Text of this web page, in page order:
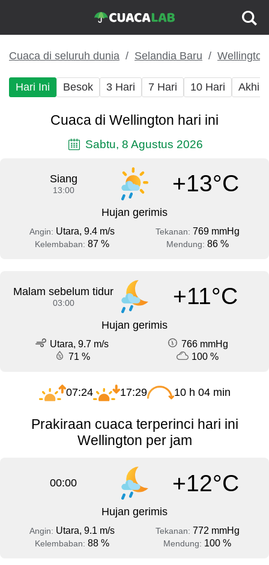
Cuaca di seluruh dunia Selandia Baru Wellington
Hari Ini Besok 3 Hari 7 Hari 10 Hari Akhir
Cuaca di Wellington hari ini
Sabtu, 8 Agustus 2026
Siang
13:00 +13°C
Hujan gerimis
Angin: Utara, 9.4 m/s Tekanan: 769 mmHg
Kelembaban: 87 % Mendung: 86 %
Malam sebelum tidur
03:00 +11°C
Hujan gerimis
Utara, 9.7 m/s
766 mmHg
71 %
100 %
07:24 17:29 10 h 04 min
Prakiraan cuaca terperinci hari ini
Wellington per jam
00:00 +12°C
Hujan gerimis
Angin: Utara, 9.1 m/s Tekanan: 772 mmHg
Kelembaban: 88 % Mendung: 100 %